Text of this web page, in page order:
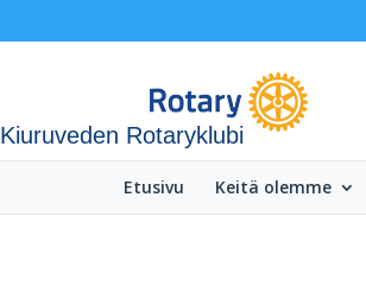
Kiuruveden Rotaryklubi
Etusivu Keitä olemme